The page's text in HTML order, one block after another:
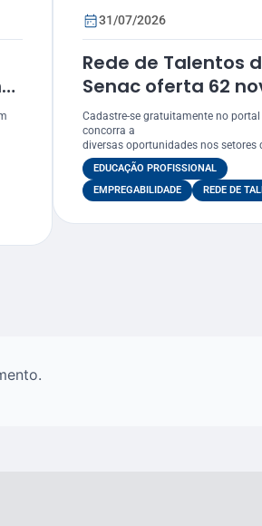
funcionários
31/07/2026
Rede de Talentos
Senac oferta 62
vagas de emprego
Sergipe
Cadastre-se gratuitamente no portal
concorra a
diversas oportunidades nos setores
alimentação, hotelaria, saúde,
serviços e construção civil
EDUCAÇÃO PROFISSIONAL
EMPREGABILIDADE
REDE DE